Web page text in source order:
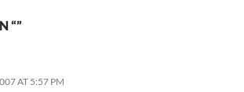
“”
AT 5:57 PM